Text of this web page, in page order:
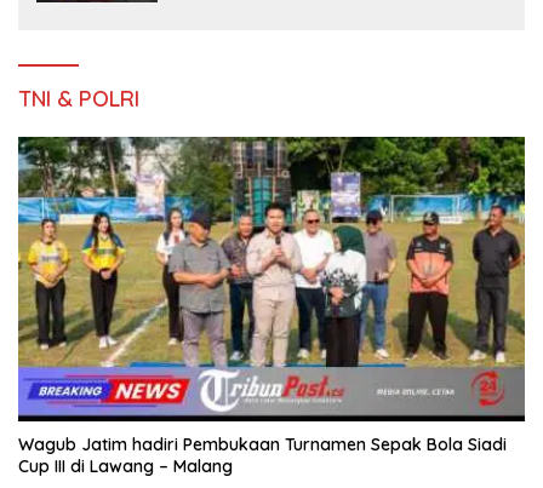
TNI & POLRI
Wagub Jatim hadiri Pembukaan Turnamen Sepak Bola Siadi
Cup III di Lawang – Malang